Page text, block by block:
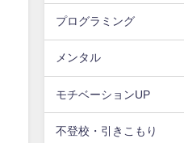
プログラミング
メンタル
モチベーションUP
不登校・引きこもり